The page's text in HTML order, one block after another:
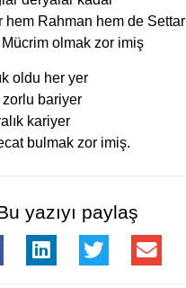
hem Rahman hem de Settar
olmak zor imiş
oldu her yer
zorlu bariyer
kariyer
bulmak zor imiş.
yazıyı paylaş